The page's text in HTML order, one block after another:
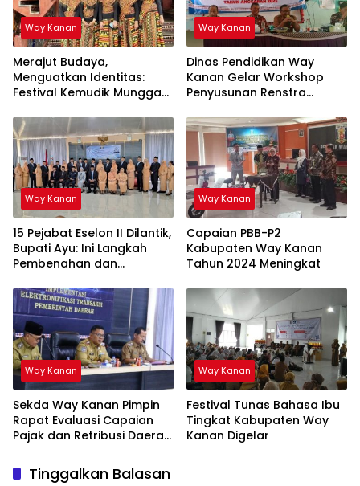
Way Kanan
Merajut Budaya,
Menguatkan Identitas:
Festival Kemudik Munggak
Way Kanan
Dinas Pendidikan Way
Kanan Gelar Workshop
Penyusunan Renstra
Way Kanan
15 Pejabat Eselon II Dilantik,
Bupati Ayu: Ini Langkah
Pembenahan dan
Way Kanan
Capaian PBB-P2
Kabupaten Way Kanan
Tahun 2024 Meningkat
Way Kanan
Sekda Way Kanan Pimpin
Rapat Evaluasi Capaian
Pajak dan Retribusi Daerah
Way Kanan
Festival Tunas Bahasa Ibu
Tingkat Kabupaten Way
Kanan Digelar
Tinggalkan Balasan